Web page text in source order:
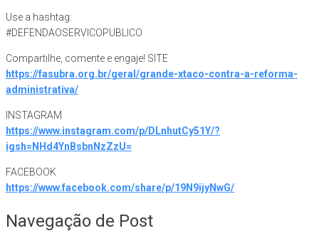
Use a hashtag:
#DEFENDAOSERVICOPUBLICO
Compartilhe, comente e engaje! SITE
https://fasubra.org.br/geral/grande-xtaco-contra-a-reforma-
administrativa/
INSTAGRAM
https://www.instagram.com/p/DLnhutCy51Y/?
igsh=NHd4YnBsbnNzZzU=
FACEBOOK
https://www.facebook.com/share/p/19N9ijyNwG/
Navegação de Post